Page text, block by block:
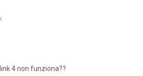
4 non funziona??